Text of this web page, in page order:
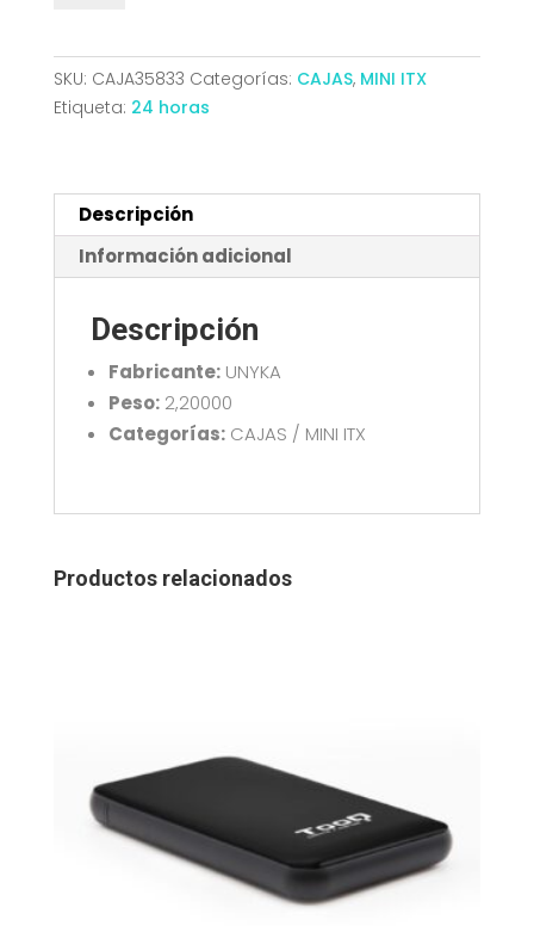
UNYKA
UK1007
SKU: CAJA35833 Categorías: CAJAS, MINI ITX
Etiqueta: 24 horas
Descripción
Información adicional
Descripción
Fabricante:UNYKA
Peso:2,20000
Categorías:CAJAS / MINI ITX
Productos relacionados